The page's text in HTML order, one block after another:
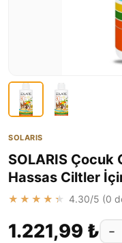
SOLARIS
SOLARIS Çocuk
Hassas Ciltler
★★★★★ 4.30/5 (0
1.221,99 ₺ −